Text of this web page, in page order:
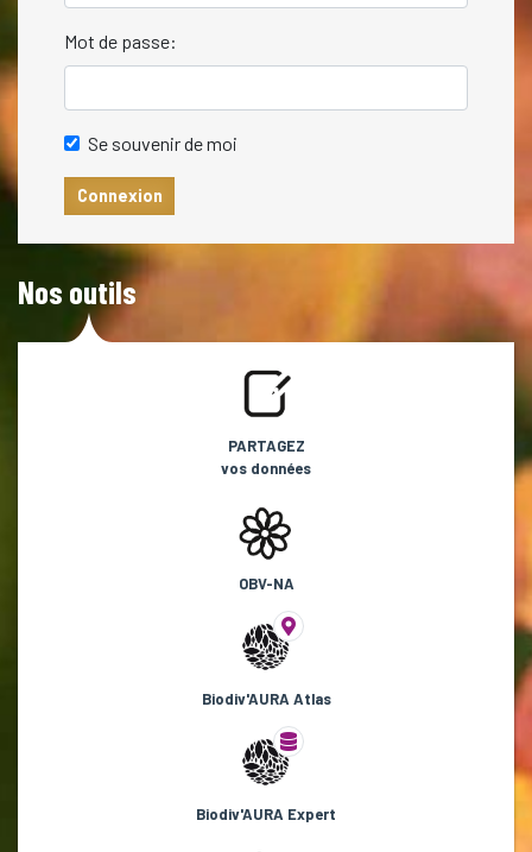
Mot de passe:
Se souvenir de moi
Connexion
Nos outils
PARTAGEZ
vos données
OBV-NA
Biodiv'AURA Atlas
Biodiv'AURA Expert